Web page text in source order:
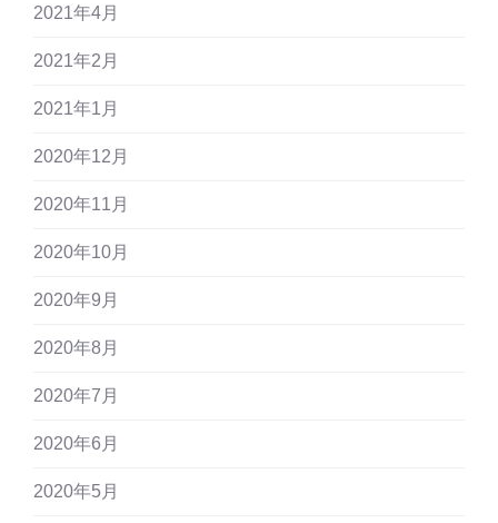
2021年4月
2021年2月
2021年1月
2020年12月
2020年11月
2020年10月
2020年9月
2020年8月
2020年7月
2020年6月
2020年5月